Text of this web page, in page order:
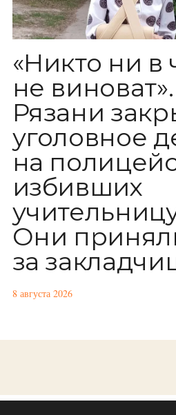
«Никто ни в
не
Рязани
уголовное
на
избивших
Они
за
8 августа 2026